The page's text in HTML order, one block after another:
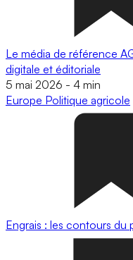
Le média de référence
digitale et éditoriale
5 mai 2026 - 4 min
Europe Politique agricole
Engrais : les contours du